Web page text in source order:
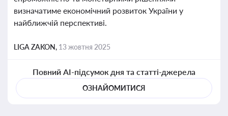
визначатиме економічний розвиток України у
найближчій перспективі.
LIGA ZAKON, 13 жовтня 2025
Повний AI-підсумок дня та статті-джерела
ОЗНАЙОМИТИСЯ